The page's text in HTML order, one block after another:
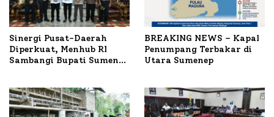
Sinergi Pusat-Daerah
Diperkuat, Menhub RI
Sambangi Bupati Sumenep
BREAKING NEWS – Kapal
Penumpang Terbakar di
Utara Sumenep